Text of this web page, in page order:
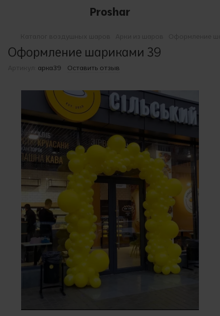
Proshar
Оформление шариками 39
арка39 Оставить отзыв